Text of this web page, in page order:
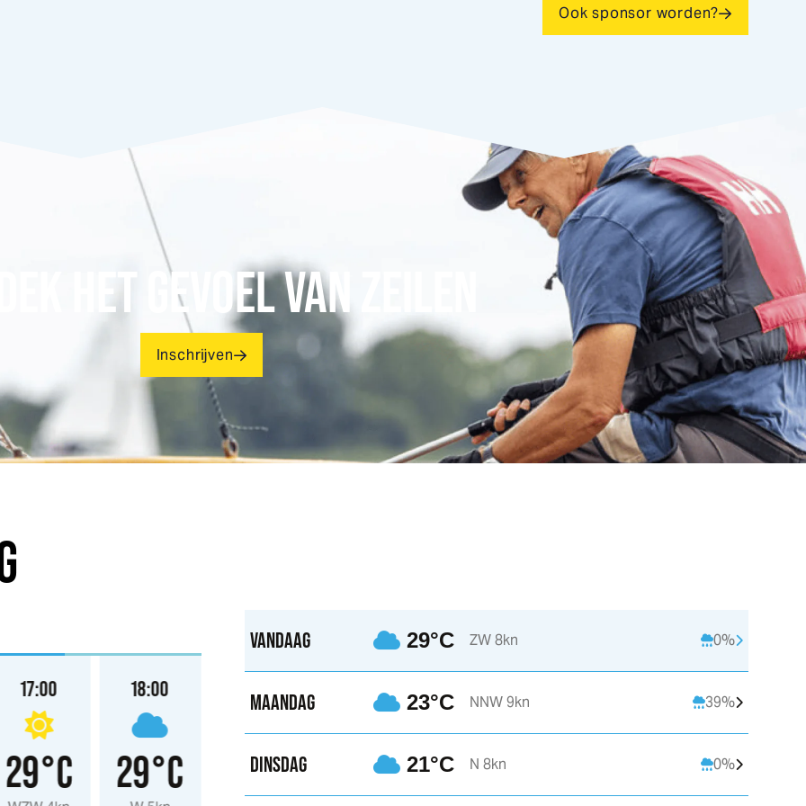
Ook sponsor worden?
HET GEVOEL VAN ZEILEN
Inschrijven
17:00
29°C
18:00
29°C
19:00
26°C
20:00
25°C 24°C 22°C
VANDAAG 29°C ZW 8kn 0%
MAANDAG 23°C NNW 9kn 39%
DINSDAG 21°C N 8kn 0%